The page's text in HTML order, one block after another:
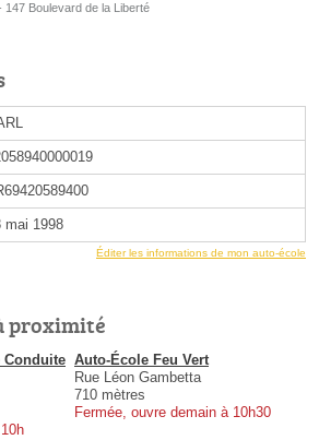
Boulevard de la Liberté
mai 1998
Éditer les informations de mon auto-école
proximité
Conduite Auto-École Feu Vert
Rue Léon Gambetta
710 mètres
Fermée, ouvre demain à 10h30